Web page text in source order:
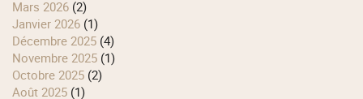
mars 2026 (2)
janvier 2026 (1)
décembre 2025 (4)
novembre 2025 (1)
octobre 2025 (2)
août 2025 (1)